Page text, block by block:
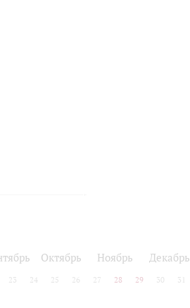
Октябрь Ноябрь Декабрь
23 24 25 26 27 28 29 30 31